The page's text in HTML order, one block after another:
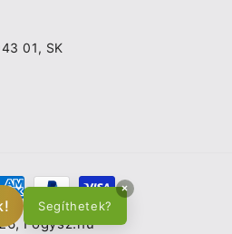
01, SK
Fogysz.hu
×
Segíthetek?